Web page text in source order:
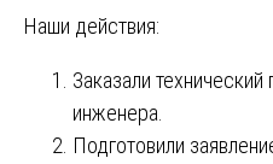
Наши действия:
Заказали
инженера.
Подготовили